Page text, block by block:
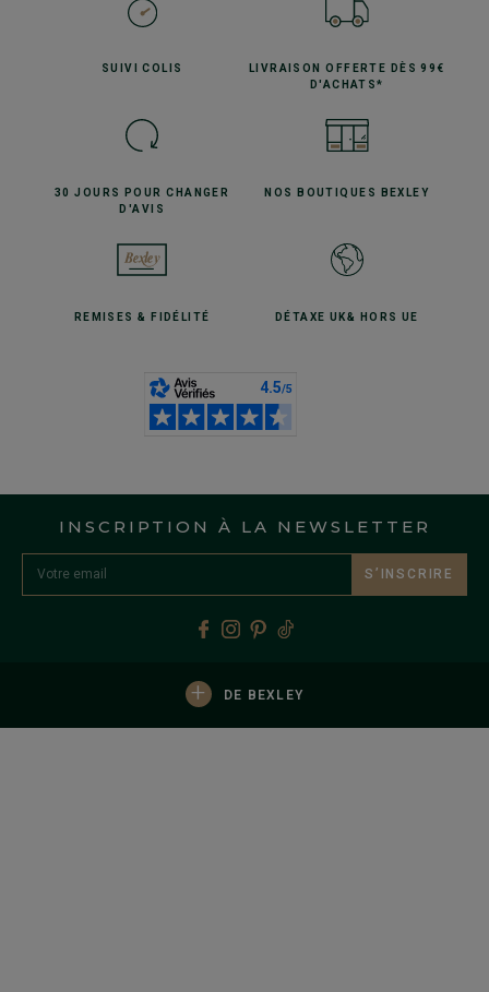
SUIVICOLIS LIVRAISON OFFERTE
DÈS 99€
D'ACHATS*
30 JOURS POURCHANGER
D'AVIS
NOS BOUTIQUES BEXLEY
REMISES& FIDÉLITÉ DÉTAXE UK& HORS UE
INSCRIPTION À LA NEWSLETTER
S’INSCRIRE
+ DE BEXLEY